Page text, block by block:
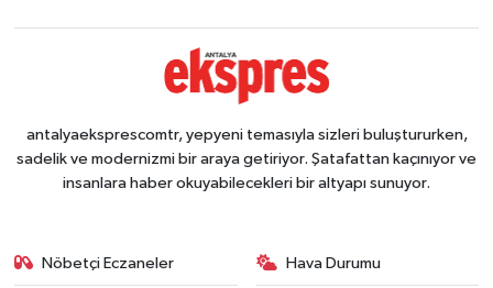
antalyaeksprescomtr, yepyeni temasıyla sizleri buluştururken,
sadelik ve modernizmi bir araya getiriyor. Şatafattan kaçınıyor ve
insanlara haber okuyabilecekleri bir altyapı sunuyor.
Nöbetçi Eczaneler Hava Durumu